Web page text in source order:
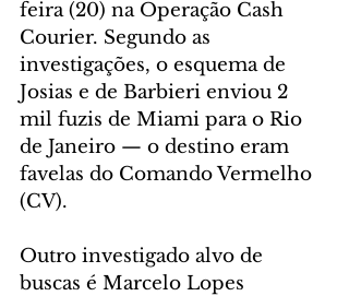
feira (20) na Operação Cash
Courier. Segundo as
investigações, o esquema de
Josias e de Barbieri enviou 2
mil fuzis de Miami para o Rio
de Janeiro — o destino eram
favelas do Comando Vermelho
(CV).
Outro investigado alvo de
buscas é Marcelo Lopes